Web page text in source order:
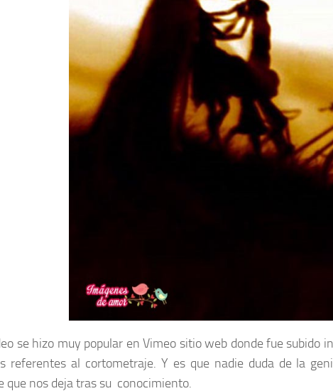
se hizo muy popular en Vimeo sitio web donde fue subido
referentes al cortometraje. Y es que nadie duda de la
que nos deja tras su conocimiento.